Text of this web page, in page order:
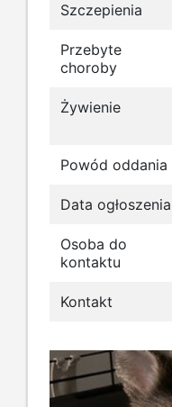
Szczepienia
Przebyte
choroby
Żywienie
Powód oddania
Data ogłoszenia
Osoba do
kontaktu
Kontakt